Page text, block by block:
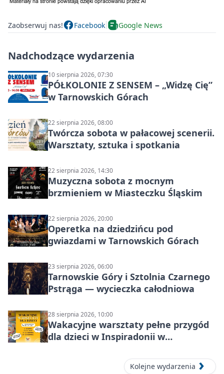
Zaobserwuj nas! Facebook Google News
Nadchodzące wydarzenia
10 sierpnia 2026, 07:30
PÓŁKOLONIE Z SENSEM – „Widzę Cię”
w Tarnowskich Górach
22 sierpnia 2026, 08:00
Twórcza sobota w pałacowej scenerii.
Warsztaty, sztuka i spotkania
22 sierpnia 2026, 14:30
Muzyczna sobota z mocnym
brzmieniem w Miasteczku Śląskim
22 sierpnia 2026, 20:00
Operetka na dziedzińcu pod
gwiazdami w Tarnowskich Górach
23 sierpnia 2026, 06:00
Tarnowskie Góry i Sztolnia Czarnego
Pstrąga — wycieczka całodniowa
28 sierpnia 2026, 10:00
Wakacyjne warsztaty pełne przygód
dla dzieci w Inspiradonii w
Kolejne wydarzenia